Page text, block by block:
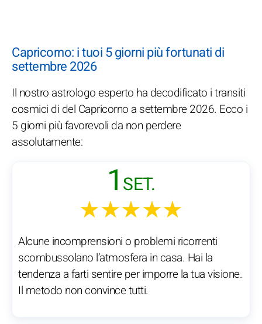
Capricorno: i tuoi 5 giorni più fortunati di
settembre 2026
Il nostro astrologo esperto ha decodificato i transiti
cosmici di del Capricorno a settembre 2026. Ecco i
5 giorni più favorevoli da non perdere
assolutamente:
1 SET.
★★★★★
Alcune incomprensioni o problemi ricorrenti
scombussolano l’atmosfera in casa. Hai la
tendenza a farti sentire per imporre la tua visione.
Il metodo non convince tutti.